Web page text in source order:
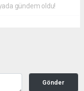
gündem oldu!
Gönder